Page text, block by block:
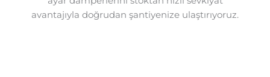
avantajıyla doğrudan şantiyenize ulaştırıyoruz.